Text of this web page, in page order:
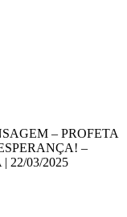
– PROFETA
–
22/03/2025